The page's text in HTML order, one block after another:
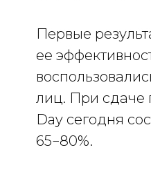
Первые
ее
лиц. При сдаче
Day сегодня
65−80%.